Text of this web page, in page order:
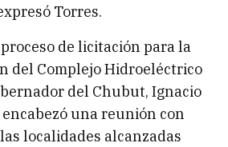
Torres.
de licitación para la
del Complejo Hidroeléctrico
del Chubut, Ignacio
encabezó una reunión con
localidades alcanzadas